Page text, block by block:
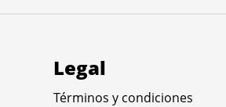
Legal
Términos y condiciones